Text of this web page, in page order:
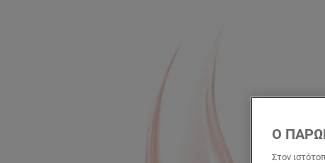
Ο
Στον